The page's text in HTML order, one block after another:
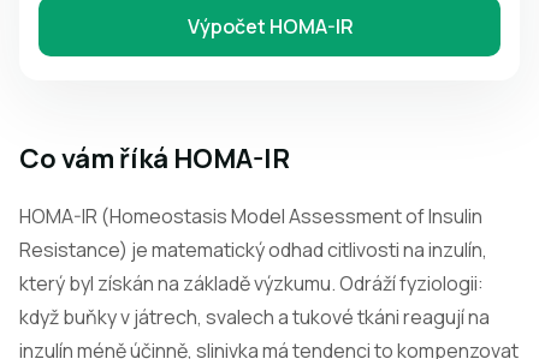
Výpočet HOMA-IR
Co vám říká HOMA-IR
HOMA-IR (Homeostasis Model Assessment of Insulin
Resistance) je matematický odhad citlivosti na inzulín,
který byl získán na základě výzkumu. Odráží fyziologii:
když buňky v játrech, svalech a tukové tkáni reagují na
inzulín méně účinně, slinivka má tendenci to kompenzovat